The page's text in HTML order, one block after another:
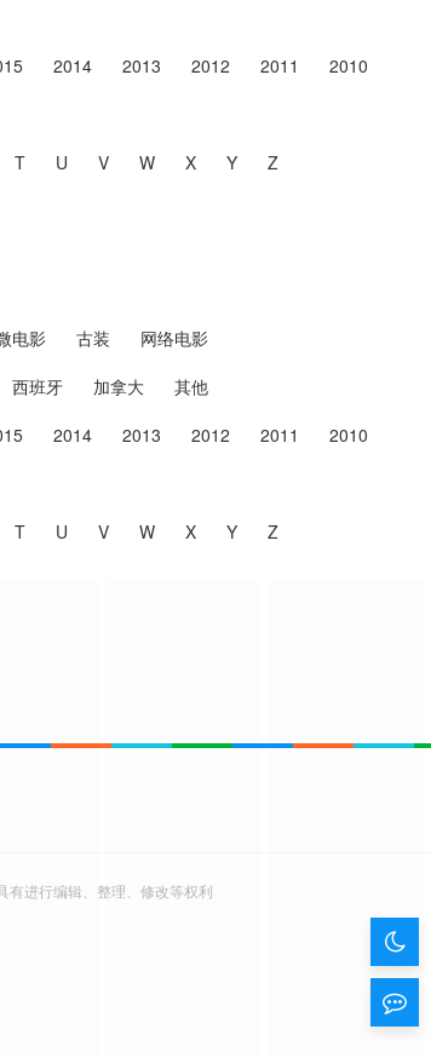
2014 2013 2012 2011 2010
T U V W X Y Z
电影 古装 网络电影
西班牙 加拿大 其他
2014 2013 2012 2011 2010
T U V W X Y Z
暗
色留
有进行编辑、整理、修改等权利